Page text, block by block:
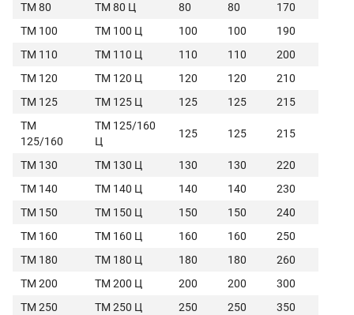
ТМ 80
ТМ 80 Ц 80 80
170
ТМ 100
ТМ 100 Ц 100 100
190
ТМ 110
ТМ 110 Ц 110 110
200
ТМ 120
ТМ 120 Ц 120 120
210
ТМ 125
ТМ 125 Ц 125 125
215
ТМ
125/160
ТМ 125/160
Ц
125 125 215
ТМ 130 ТМ 130 Ц 130 130
220
ТМ 140
ТМ 140 Ц 140 140
230
ТМ 150
ТМ 150 Ц 150 150
240
ТМ 160
ТМ 160 Ц 160 160
250
ТМ 180
ТМ 180 Ц 180 180
260
ТМ 200
ТМ 200 Ц 200 200
300
ТМ 250
ТМ 250 Ц 250 250
350